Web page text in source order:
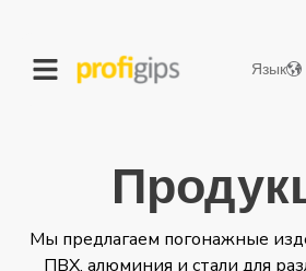
Язык
Мы предлагаем погонажные
ПВХ, алюминия и стали для